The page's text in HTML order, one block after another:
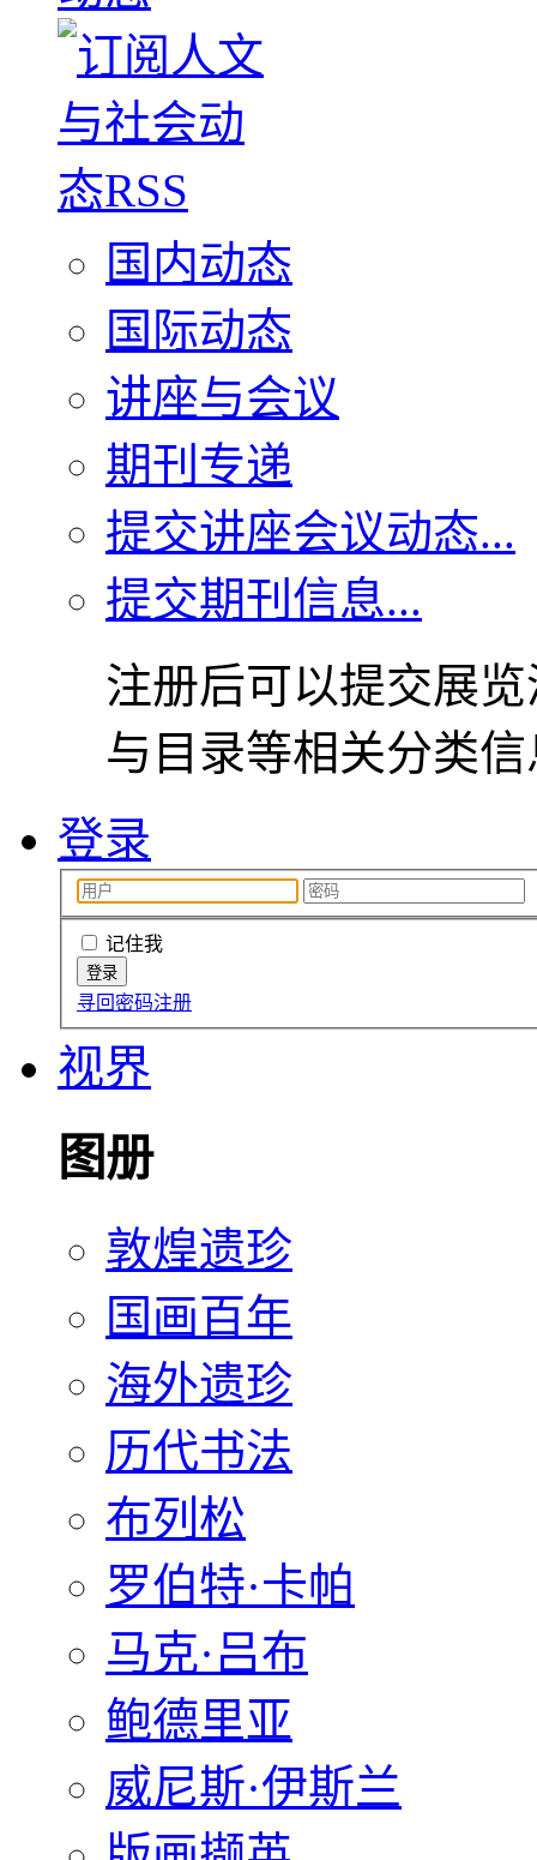
国内动态
国际动态
讲座与会议
期刊专递
提交讲座会议动态...
提交期刊信息...
注册后可以提交展
与目录等相关分类
登录
记住我
寻回密码注册
视界
图册
敦煌遗珍
国画百年
海外遗珍
历代书法
布列松
罗伯特·卡帕
马克·吕布
鲍德里亚
威尼斯·伊斯兰